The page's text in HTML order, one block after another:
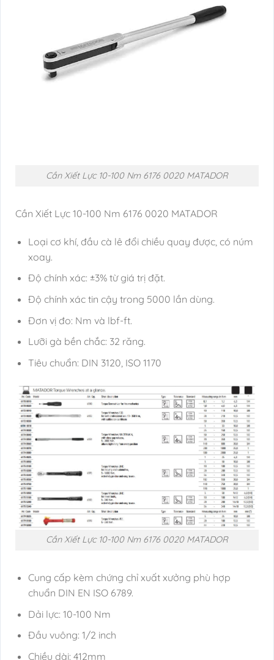
Cần Xiết Lực 10-100 Nm 6176 0020 MATADOR
Cần Xiết Lực 10-100 Nm 6176 0020 MATADOR
Loại cơ khí, đầu cà lê đổi chiều quay được, có núm
xoay.
Độ chính xác: ±3% từ giá trị đặt.
Độ chính xác tin cậy trong 5000 lần dùng.
Đơn vị đo: Nm và lbf-ft.
Lưỡi gà bền chắc: 32 răng.
Tiêu chuẩn: DIN 3120, ISO 1170
Cần Xiết Lực 10-100 Nm 6176 0020 MATADOR
Cung cấp kèm chứng chỉ xuất xưởng phù hợp
chuẩn DIN EN ISO 6789.
Dải lực: 10-100 Nm
Đầu vuông: 1/2 inch
Chiều dài: 412mm